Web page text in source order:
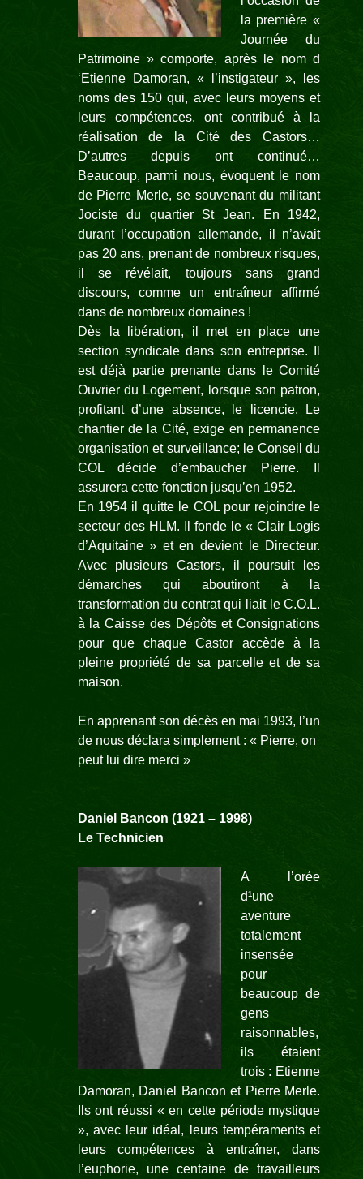
la première «
Journée du
Patrimoine » comporte, après le nom d
‘Etienne Damoran, « l’instigateur », les
noms des 150 qui, avec leurs moyens et
leurs compétences, ont contribué à la
réalisation de la Cité des Castors…
D’autres depuis ont continué…
Beaucoup, parmi nous, évoquent le nom
de Pierre Merle, se souvenant du militant
Jociste du quartier St Jean. En 1942,
durant l’occupation allemande, il n’avait
pas 20 ans, prenant de nombreux risques,
il se révélait, toujours sans grand
discours, comme un entraîneur affirmé
dans de nombreux domaines !
Dès la libération, il met en place une
section syndicale dans son entreprise. Il
est déjà partie prenante dans le Comité
Ouvrier du Logement, lorsque son patron,
profitant d’une absence, le licencie. Le
chantier de la Cité, exige en permanence
organisation et surveillance; le Conseil du
COL décide d’embaucher Pierre. Il
assurera cette fonction jusqu’en 1952.
En 1954 il quitte le COL pour rejoindre le
secteur des HLM. Il fonde le « Clair Logis
d’Aquitaine » et en devient le Directeur.
Avec plusieurs Castors, il poursuit les
démarches qui aboutiront à la
transformation du contrat qui liait le C.O.L.
à la Caisse des Dépôts et Consignations
pour que chaque Castor accède à la
pleine propriété de sa parcelle et de sa
maison.
En apprenant son décès en mai 1993, l’un
de nous déclara simplement : « Pierre, on
peut lui dire merci »
Daniel Bancon (1921 –1998)
Le Technicien
A l’orée
d¹une
aventure
totalement
insensée
pour
beaucoup de
gens
raisonnables,
ils étaient
trois : Etienne
Damoran, Daniel Bancon et Pierre Merle.
Ils ont réussi « en cette période mystique
», avec leur idéal, leurs tempéraments et
leurs compétences à entraîner, dans
l’euphorie, une centaine de travailleurs